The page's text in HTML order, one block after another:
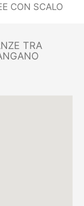
CON SCALO
TRA